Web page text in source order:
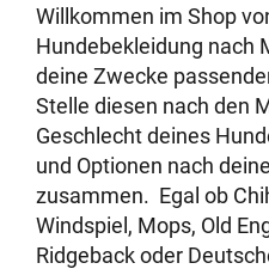
Willkommen im Shop
Hundebekleidung nach
deine Zwecke
Stelle diesen nach den
Geschlecht deines
und Optionen nach
zusammen. Egal ob
Windspiel, Mops, Old
Ridgeback oder